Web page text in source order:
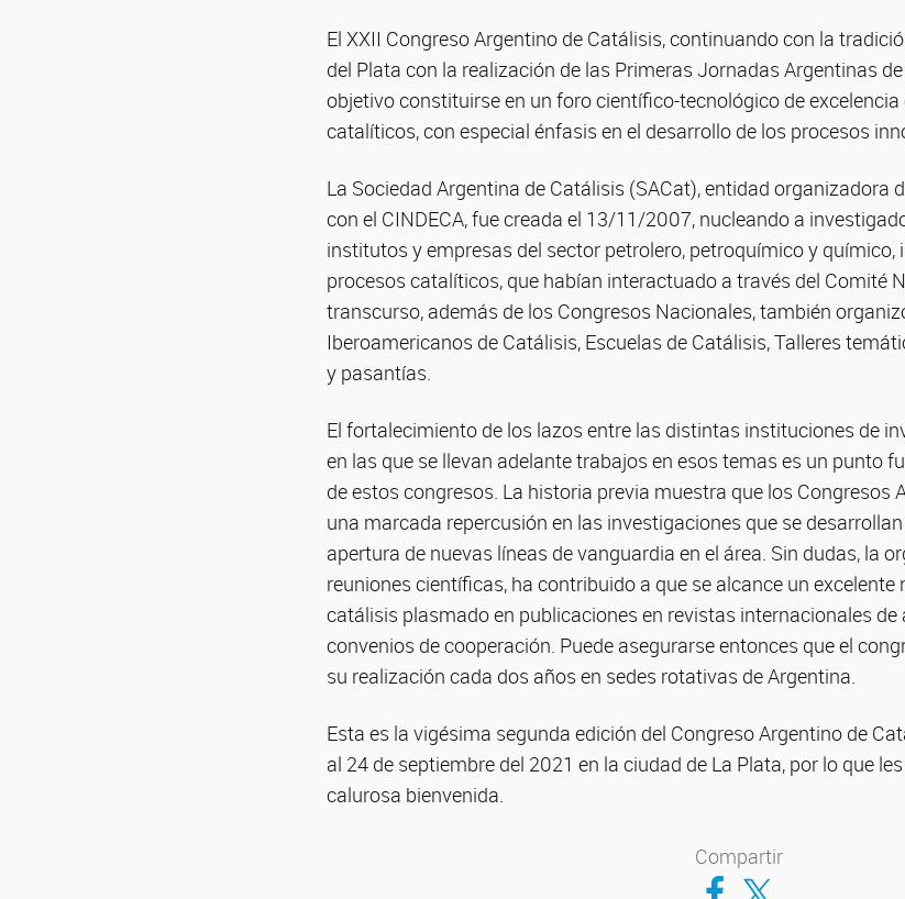
El XXII Congreso Argentino de Catálisis, continuando con la
del Plata con la realización de las Primeras Jornadas Argentinas
objetivo constituirse en un foro científico-tecnológico de excelencia
catalíticos, con especial énfasis en el desarrollo de los procesos
La Sociedad Argentina de Catálisis (SACat), entidad organizadora
con el CINDECA, fue creada el 13/11/2007, nucleando a
institutos y empresas del sector petrolero, petroquímico y químico,
procesos catalíticos, que habían interactuado a través del Comité
transcurso, además de los Congresos Nacionales, también
Iberoamericanos de Catálisis, Escuelas de Catálisis, Talleres
y pasantías.
El fortalecimiento de los lazos entre las distintas instituciones de
en las que se llevan adelante trabajos en esos temas es un punto
de estos congresos. La historia previa muestra que los Congresos
una marcada repercusión en las investigaciones que se
apertura de nuevas líneas de vanguardia en el área. Sin dudas, la
reuniones científicas, ha contribuido a que se alcance un excelente
catálisis plasmado en publicaciones en revistas internacionales
convenios de cooperación. Puede asegurarse entonces que el
su realización cada dos años en sedes rotativas de Argentina.
Esta es la vigésima segunda edición del Congreso Argentino de
al 24 de septiembre del 2021 en la ciudad de La Plata, por lo que
calurosa bienvenida.
Compartir
Compartir en Facebook
Compartir en Twitter